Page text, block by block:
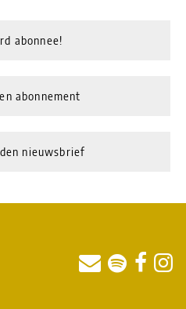
abonnee!
abonnement
nieuwsbrief